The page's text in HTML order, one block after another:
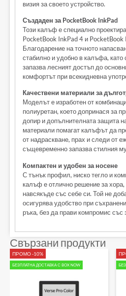
визия за своето устройство.
Създаден за PocketBook InkPad
Този калъф е специално
PocketBook InkPad 4 и PocketBook
Благодарение на точното
стабилно и удобно в калъфа,
запазва лесният достъп до
комфортът при всекидневна
Качествени материали за
Моделът е изработен от
полиуретан, което допринася за
допир и допълнителната защита
материали помагат калъфът да
от надраскване, прах и следи от
същевременно запазва стилния
Компактен и удобен за носене
С тънък профил, ниско тегло и
калъф е отлично решение за хора,
навсякъде със себе си. Той не
осигурява удобство при
ръка, без да прави компромис със
Свързани продукти
ПРОМО -10%
БЕЗПЛАТНА ДОСТАВКА С BOX NOW